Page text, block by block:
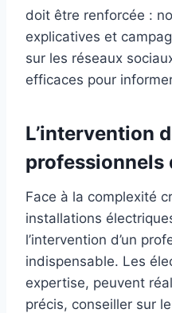
doit être renforcée :
explicatives et
sur les réseaux
efficaces pour
L’intervention
professionnels
Face à la complexité
installations
l’intervention d’un
indispensable. Les
expertise, peuvent
précis, conseiller sur